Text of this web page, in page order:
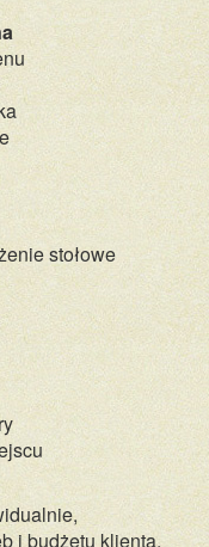
stołowe
i budżetu klienta.